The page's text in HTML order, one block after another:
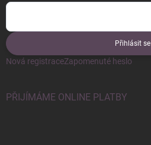
Přihlásit se
Nová registraceZapomenuté heslo
PŘIJÍMÁME ONLINE PLATBY